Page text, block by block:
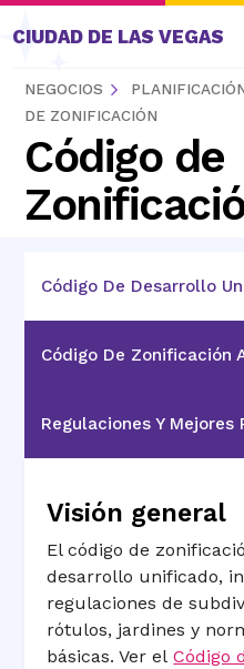
Saltar al contenido
CIUDAD DE LAS VEGAS
NEGOCIOS
DE ZONIFICACIÓN
Código de
Código De Desarrollo
Código De Zonificación
Regulaciones Y Mejores
Visión general
El código de
desarrollo unificado,
regulaciones de
rótulos, jardines y
básicas. Ver elCódigo